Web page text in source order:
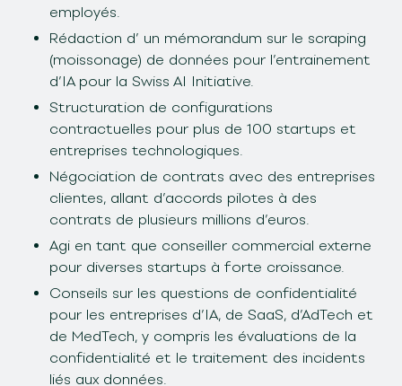
employés.
Rédaction d’ un mémorandum sur le scraping
(moissonage) de données pour l’entrainement
d’IA pour la Swiss AI Initiative.
Structuration de configurations
contractuelles pour plus de 100 startups et
entreprises technologiques.
Négociation de contrats avec des entreprises
clientes, allant d’accords pilotes à des
contrats de plusieurs millions d’euros.
Agi en tant que conseiller commercial externe
pour diverses startups à forte croissance.
Conseils sur les questions de confidentialité
pour les entreprises d’IA, de SaaS, d’AdTech et
de MedTech, y compris les évaluations de la
confidentialité et le traitement des incidents
liés aux données.